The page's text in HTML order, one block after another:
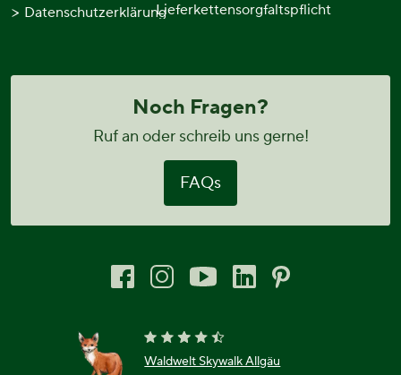
Noch Fragen?
Ruf an oder schreib uns gerne!
FAQs
Waldwelt Skywalk Allgäu
DatenschutzerklärungLieferkettensorgfaltspflicht